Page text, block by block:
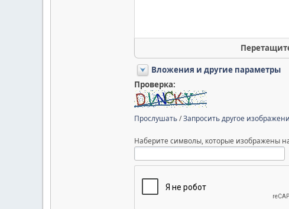
Вложения и другие параметры
Проверка:
Прослушать/Запросить другое
Наберите символы, которые изображены